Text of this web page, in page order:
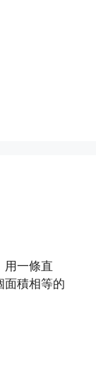
用一條直
面積相等的